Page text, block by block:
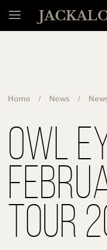
Menu
Home News
Owl
Tour